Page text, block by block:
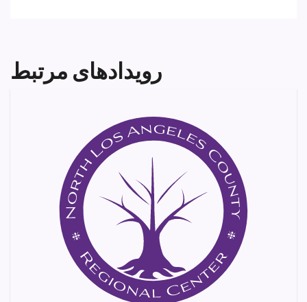
رویدادهای مرتبط